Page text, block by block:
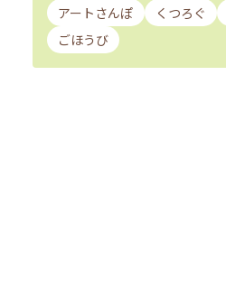
アートさんぽ
くつろぐ
ごほうび